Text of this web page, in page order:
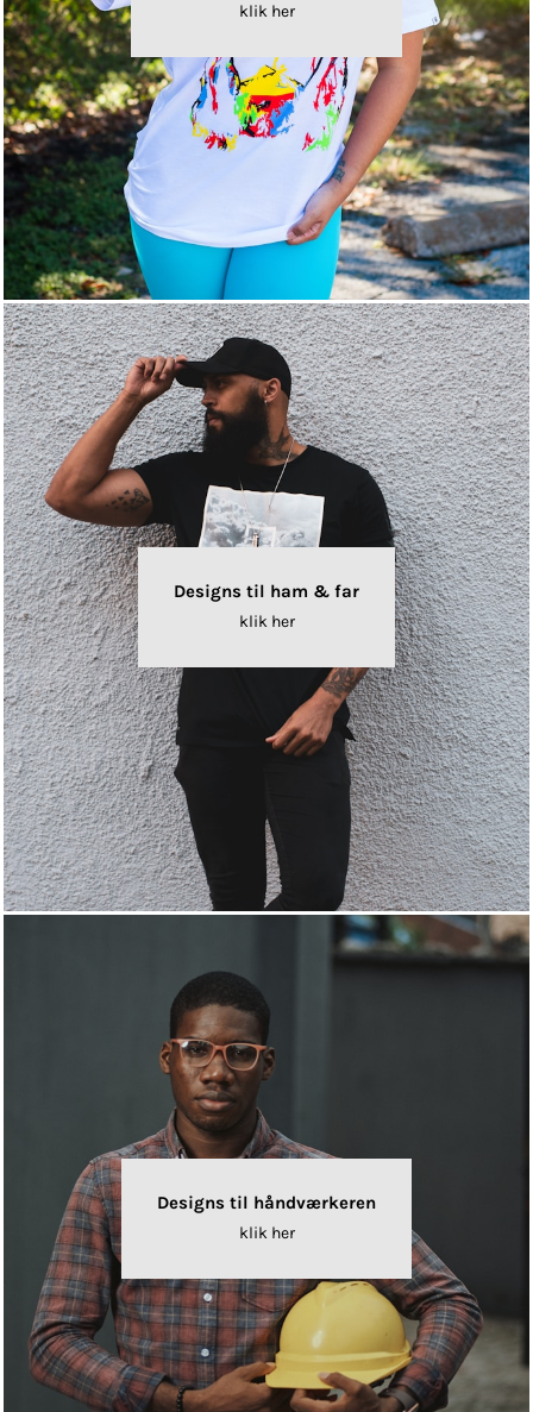
klik her
Designs til ham & far
klik her
Designs til håndværkeren
klik her